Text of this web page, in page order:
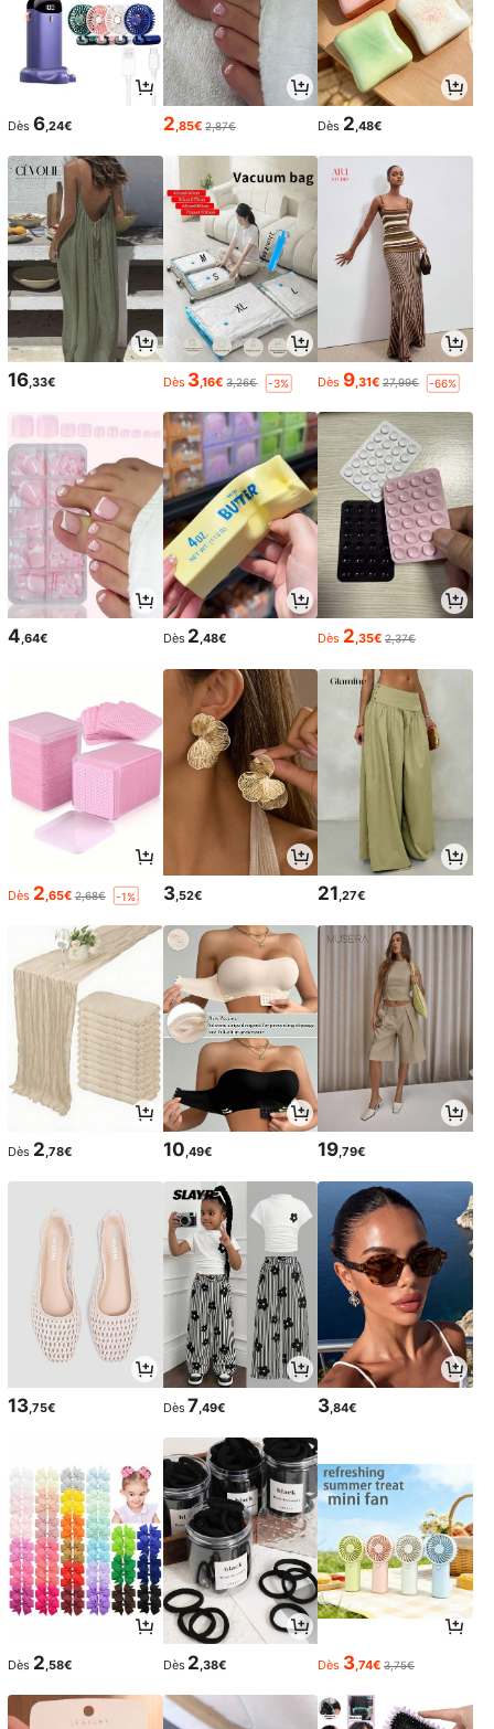
Dès 6,24€ 2,85€ 2,87€ Dès 2,48€
16,33€ Dès 3,16€ 3,26€ -3% Dès 9,31€ 27,99€ -66%
4,64€ Dès 2,48€ Dès 2,35€ 2,37€
Dès 2 ,65€ 2,68€ -1% 3,52€ 21 ,27€
Dès 2,78€ 10,49€ 19,79€
13,75€ Dès 7,49€ 3,84€
Dès 2 ,58€ Dès 2 ,38€ Dès 3,74€ 3,75€